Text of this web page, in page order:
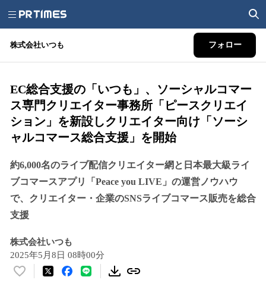
株式会社いつも フォロー
EC総合支援の「いつも」、ソーシャルコマー
ス専門クリエイター事務所「ピースクリエイ
ション」を新設しクリエイター向け「ソーシ
ャルコマース総合支援」を開始
約6,000名のライブ配信クリエイター網と日本最大級ライ
ブコマースアプリ「Peace you LIVE」の運営ノウハウ
で、クリエイター・企業のSNSライブコマース販売を総合
支援
株式会社いつも
2025年5月8日 08時00分
い